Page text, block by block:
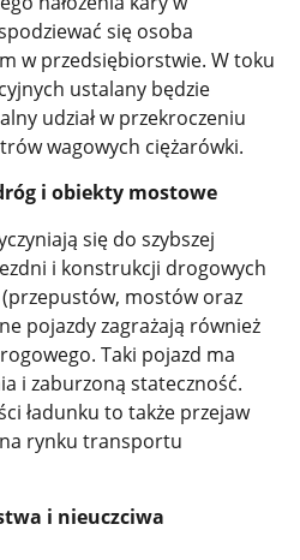
się osoba
w przedsiębiorstwie. W toku
ustalany będzie
udział w przekroczeniu
wagowych ciężarówki.
i obiekty mostowe
się do szybszej
i konstrukcji drogowych
mostów oraz
pojazdy zagrażają również
Taki pojazd ma
i zaburzoną stateczność.
ładunku to także przejaw
rynku transportu
i nieuczciwa